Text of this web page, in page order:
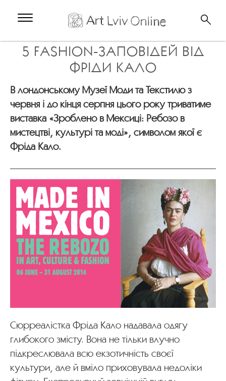
5 FASHION-ЗАПОВІДЕЙ ВІД
ФРІДИ КАЛО
В лондонському Музеї Моди та Текстилю з
червня і до кінця серпня цього року триватиме
виставка «Зроблено в Мексиці: Ребозо в
мистецтві, культурі та моді», символом якої є
Фріда Кало.
Сюрреалістка Фріда Кало надавала одягу
глибокого змісту. Вона не тільки влучно
підкреслювала всю екзотичність своєї
культури, але й вміло приховувала недоліки